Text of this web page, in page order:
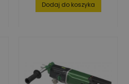
Dodaj do koszyka